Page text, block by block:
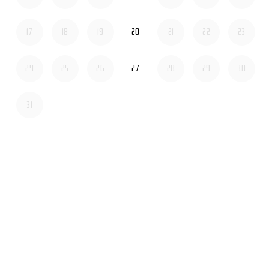
17 18 19 20 jueves 2026-08-20
21 22 23
24 25 26 27 jueves 2026-08-27
28 29 30
31